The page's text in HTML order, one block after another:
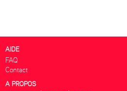
AIDE
FAQ
Contact
A PROPOS